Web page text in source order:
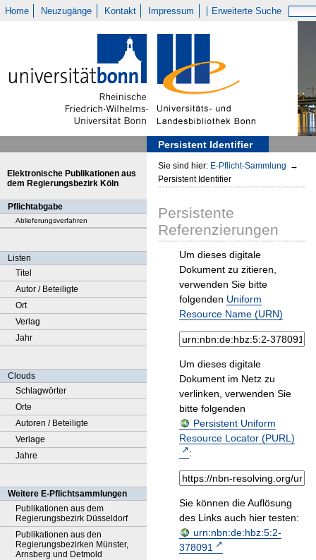
Home Neuzugänge Kontakt Impressum Erweiterte Suche
Persistent Identifier
Elektronische Publikationen aus
dem Regierungsbezirk Köln
Pflichtabgabe
Ablieferungsverfahren
Listen
Titel
Autor / Beteiligte
Ort
Verlag
Jahr
Clouds
Schlagwörter
Orte
Autoren / Beteiligte
Verlage
Jahre
Weitere E-Pflichtsammlungen
Publikationen aus dem
Regierungsbezirk Düsseldorf
Publikationen aus den
Regierungsbezirken Münster,
Arnsberg und Detmold
Sie sind hier: E-Pflicht-Sammlung →
Persistent Identifier
Persistente
Referenzierungen
Um dieses digitale
Dokument zu zitieren,
verwenden Sie bitte
folgenden Uniform
Resource Name (URN)
Um dieses digitale
Dokument im Netz zu
verlinken, verwenden Sie
bitte folgenden
Persistent Uniform
Resource Locator (PURL)
:
Sie können die Auflösung
des Links auch hier testen:
urn:nbn:de:hbz:5:2-
378091